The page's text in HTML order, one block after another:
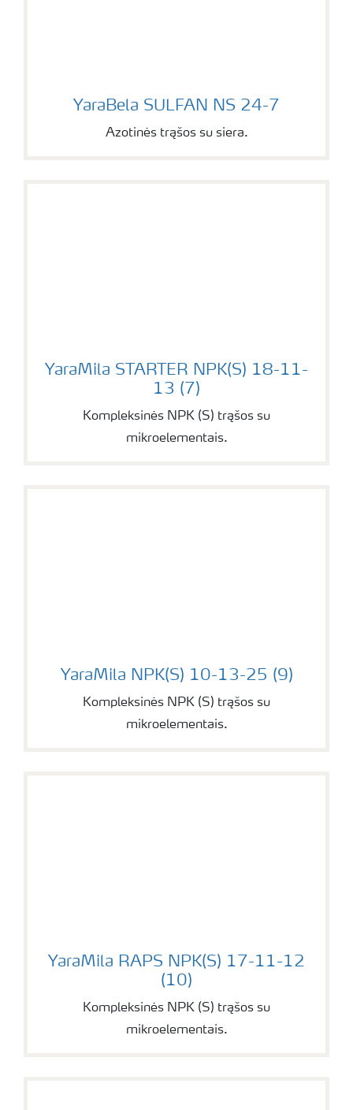
YaraBela SULFAN NS 24-7
YaraBela SULFAN NS 24-7
Azotinės trąšos su siera.
YaraMila STARTER NPK(S) 18-11-13 (7)
YaraMila STARTER NPK(S) 18-11-
13 (7)
Kompleksinės NPK (S) trąšos su
mikroelementais.
YaraMila NPK(S) 10-13-25 (9)
YaraMila NPK(S) 10-13-25 (9)
Kompleksinės NPK (S) trąšos su
mikroelementais.
YaraMila RAPS NPK(S) 17-11-12 (10)
YaraMila RAPS NPK(S) 17-11-12
(10)
Kompleksinės NPK (S) trąšos su
mikroelementais.